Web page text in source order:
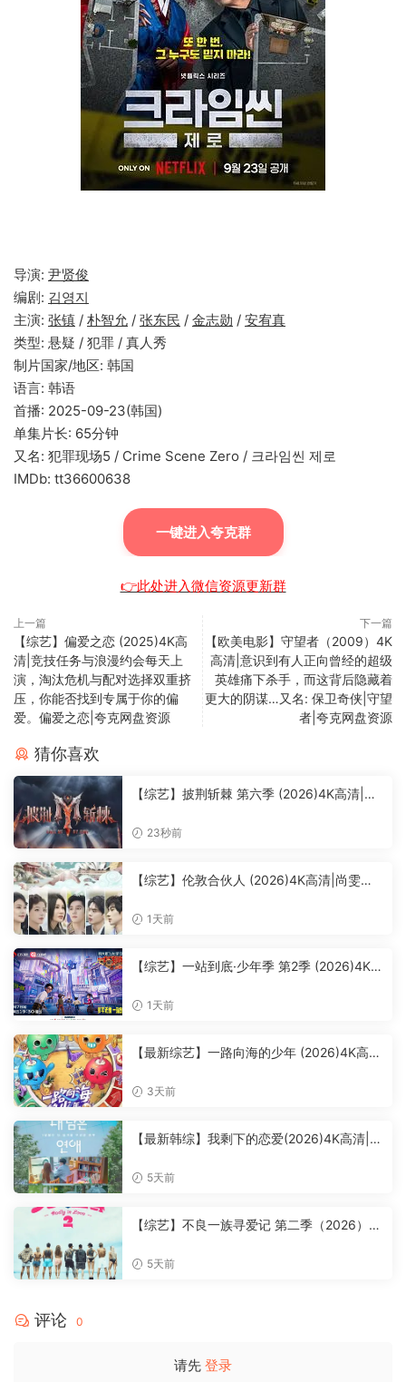
导演: 尹贤俊
编剧: 김영지
主演: 张镇 / 朴智允 / 张东民 / 金志勋 / 安宥真
类型: 悬疑 / 犯罪 / 真人秀
制片国家/地区: 韩国
语言: 韩语
首播: 2025-09-23(韩国)
单集片长: 65分钟
又名: 犯罪现场5 / Crime Scene Zero / 크라임씬 제로
IMDb: tt36600638
一键进入夸克群
👉此处进入微信资源更新群
上一篇
【综艺】偏爱之恋 (2025)4K高
清|竞技任务与浪漫约会每天上
演，淘汰危机与配对选择双重挤
压，你能否找到专属于你的偏
爱。偏爱之恋|夸克网盘资源
下一篇
【欧美电影】守望者（2009）4K
高清|意识到有人正向曾经的超级
英雄痛下杀手，而这背后隐藏着
更大的阴谋…又名: 保卫奇侠|守望
者|夸克网盘资源
猜你喜欢
【综艺】披荆斩棘 第六季 (2026)4K高清|孙
这个时代最丰富的男性样本图鉴。又名: 披荆
23秒前
【综艺】伦敦合伙人 (2026)4K高清|尚雯
安、米卡|又名: 伦敦合伙人 / 合伙人|夸克资
1天前
【综艺】一站到底·少年季 第2季 (2026)4K高
站到底少年季1全集）夸克网盘下载最新资源
1天前
【最新综艺】一路向海的少年 (2026)4K高
实践中探寻与体验的少年成长旅行真人秀。
3天前
【最新韩综】我剩下的恋爱(2026)4K高清|李
右的年轻人在经历人生终点后，寻找真爱的
5天前
【综艺】不良一族寻爱记 第二季（2026）4
爱中寻求“人生重启”的蜕变。不良一族寻爱记
5天前
评论 0
请先 登录